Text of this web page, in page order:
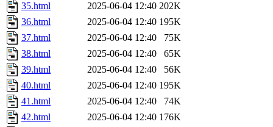
35.html
2025-06-04 12:40 202K
36.html
2025-06-04 12:40 195K
37.html
2025-06-04 12:40
75K
38.html
2025-06-04 12:40
65K
39.html
2025-06-04 12:40
56K
40.html
2025-06-04 12:40 195K
41.html
2025-06-04 12:40
74K
42.html
2025-06-04 12:40 176K